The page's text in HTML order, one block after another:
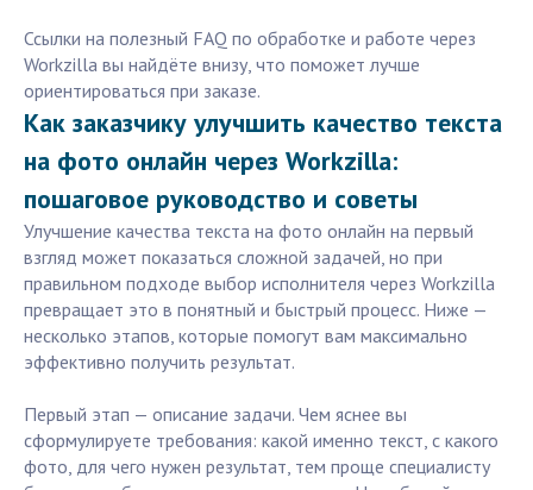
Ссылки на полезный FAQ по обработке и работе через
Workzilla вы найдёте внизу, что поможет лучше
ориентироваться при заказе.
Как заказчику улучшить качество текста
на фото онлайн через Workzilla:
пошаговое руководство и советы
Улучшение качества текста на фото онлайн на первый
взгляд может показаться сложной задачей, но при
правильном подходе выбор исполнителя через Workzilla
превращает это в понятный и быстрый процесс. Ниже —
несколько этапов, которые помогут вам максимально
эффективно получить результат.
Первый этап — описание задачи. Чем яснее вы
сформулируете требования: какой именно текст, с какого
фото, для чего нужен результат, тем проще специалисту